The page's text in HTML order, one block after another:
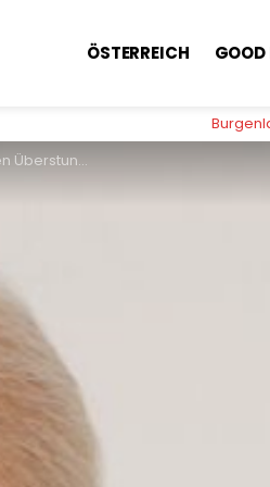
ÖSTERREICH GOOD
Stunden mehr pro Woche anordnen